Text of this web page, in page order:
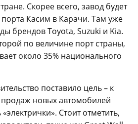
Скорее всего, завод будет
Касим в Карачи. Там уже
брендов Toyota, Suzuki и Kia.
по величине порт страны,
около 35% национального
поставило цель – к
продаж новых автомобилей
Стоит отметить,